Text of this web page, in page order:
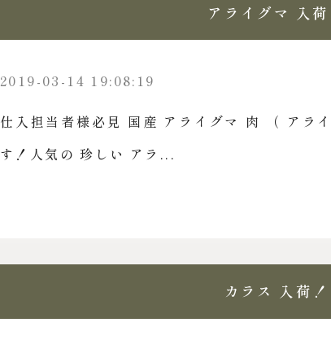
アライグマ 入荷
2019-03-14 19:08:19
仕入担当者様必見 国産 アライグマ 肉 （ アラ
す！人気の 珍しい アラ...
カラス 入荷！